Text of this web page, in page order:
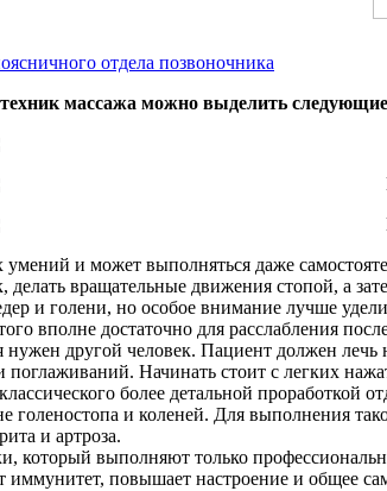
отдела позвоночника
массажа можно выделить
и может выполняться даже
делать вращательные движения стопой, а
и голени, но особое внимание лучше
вполне достаточно для расслабления
другой человек. Пациент должен
Начинать стоит с легких
более детальной
голеностопа и коленей. Для выполнения
и артроза.
выполняют только
иммунитет, повышает настроение и общее